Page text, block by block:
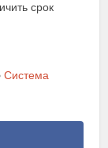
срок
Система